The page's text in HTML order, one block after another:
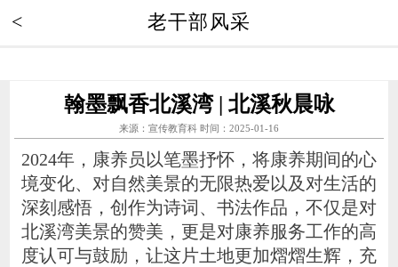
< 老干部风采
翰墨飘香北溪湾 | 北溪秋晨咏
来源：宣传教育科 时间：2025-01-16
2024年，康养员以笔墨抒怀，将康养期间的心
境变化、对自然美景的无限热爱以及对生活的
深刻感悟，创作为诗词、书法作品，不仅是对
北溪湾美景的赞美，更是对康养服务工作的高
度认可与鼓励，让这片土地更加熠熠生辉，充